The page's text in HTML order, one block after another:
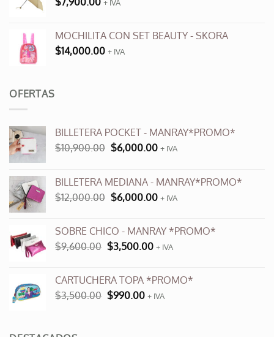
+ IVA
MOCHILITA CON SET BEAUTY - SKORA
$14,000.00 + IVA
OFERTAS
BILLETERA POCKET - MANRAY*PROMO*
$10,900.00 El
era:
$10,900.00.
$6,000.00El
es:
$6,000.00.
+ IVA
BILLETERA MEDIANA - MANRAY*PROMO*
$12,000.00 El
era:
$12,000.00.
$6,000.00El
es:
$6,000.00.
+ IVA
SOBRE CHICO - MANRAY *PROMO*
$9,600.00 El
era:
$9,600.00.
$3,500.00El
es:
$3,500.00.
+ IVA
CARTUCHERA TOPA *PROMO*
$3,500.00 El
$990.00El+ IVA